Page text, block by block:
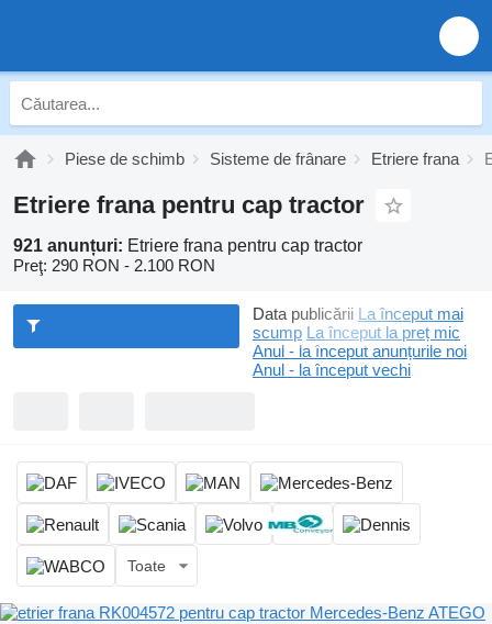
Piese de schimb Sisteme de frânare Etriere frana
Etriere frana pentru cap tractor
921 anunțuri: Etriere frana pentru cap tractor
Preţ: 290 RON - 2.100 RON
Data publicării La început mai
scump La început la preț mic
Anul - la început anunțurile noi
Anul - la început vechi
Toate